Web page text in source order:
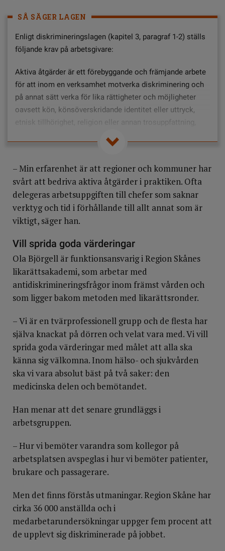
SÅ SÄGER LAGEN
Enligt diskrimineringslagen (kapitel 3, paragraf 1-2) ställs
följande krav på arbetsgivare:
Aktiva åtgärder är ett förebyggande och främjande arbete
för att inom en verksamhet motverka diskriminering och
på annat sätt verka för lika rättigheter och möjligheter
oavsett kön, könsöverskridande identitet eller uttryck,
etnisk tillhörighet, religion eller annan trosuppfattning,
förebyggande och främjande arbete genom att:
undersöka om det finns risker för diskriminering eller
repressalier eller om det finns andra hinder för
enskildas lika rättigheter och möjligheter i
analysera orsaker till upptäckta risker och hinder
vidta de förebyggande och främjande åtgärder som
skäligen kan krävas och
följa upp och utvärdera arbetet enligt 1–3.
– Min erfarenhet är att regioner och kommuner har
svårt att bedriva aktiva åtgärder i praktiken. Ofta
delegeras arbetsuppgiften till chefer som saknar
verktyg och tid i förhållande till allt annat som är
viktigt, säger han.
Vill sprida goda värderingar
Ola Björgell är funktionsansvarig i Region Skånes
likarättsakademi, som arbetar med
antidiskrimineringsfrågor inom främst vården och
som ligger bakom metoden med likarättsronder.
– Vi är en tvärprofessionell grupp och de flesta har
själva knackat på dörren och velat vara med. Vi vill
sprida goda värderingar med målet att alla ska
känna sig välkomna. Inom hälso- och sjukvården
ska vi vara absolut bäst på två saker: den
medicinska delen och bemötandet.
Han menar att det senare grundläggs i
arbetsgruppen.
– Hur vi bemöter varandra som kollegor på
arbetsplatsen avspeglas i hur vi bemöter patienter,
brukare och passagerare.
Men det finns förstås utmaningar. Region Skåne har
cirka 36 000 anställda och i
medarbetarundersökningar uppger fem procent att
de upplevt sig diskriminerade på jobbet.